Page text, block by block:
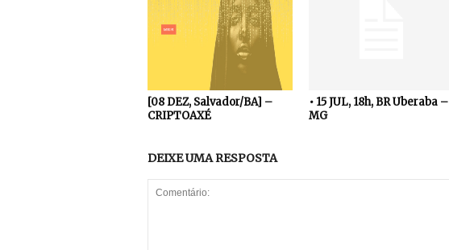
[08 DEZ, Salvador/BA] –
CRIPTOAXÉ
• 15 JUL, 18h, BR Uberaba –
MG
DEIXE UMA RESPOSTA